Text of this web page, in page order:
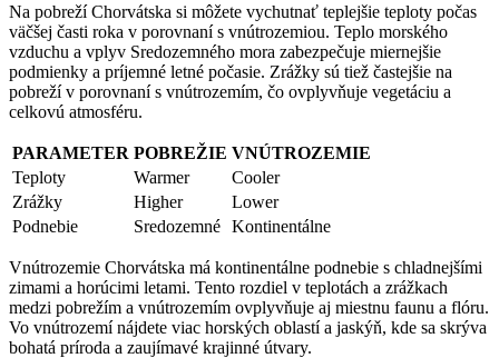
Na pobreží Chorvátska si môžete vychutnať teplejšie teploty počas
väčšej časti roka v porovnaní s vnútrozemiou. Teplo morského
vzduchu a vplyv Sredozemného mora zabezpečuje miernejšie
podmienky a príjemné letné počasie. Zrážky sú tiež častejšie na
pobreží v porovnaní s vnútrozemím, čo ovplyvňuje vegetáciu a
celkovú atmosféru.
PARAMETER POBREŽIE VNÚTROZEMIE
Teploty
Warmer
Cooler
Zrážky
Higher
Lower
Podnebie
Sredozemné Kontinentálne
Vnútrozemie Chorvátska má kontinentálne podnebie s chladnejšími
zimami a horúcimi letami. Tento rozdiel v teplotách a zrážkach
medzi pobrežím a vnútrozemím ovplyvňuje aj miestnu faunu a flóru.
Vo vnútrozemí nájdete viac horských oblastí a jaskýň, kde sa skrýva
bohatá príroda a zaujímavé krajinné útvary.